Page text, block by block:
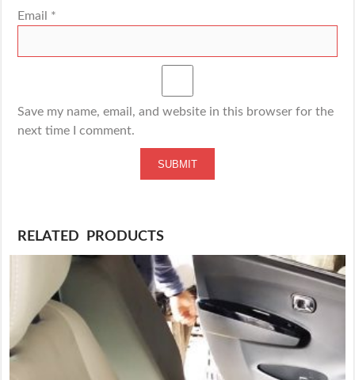
Email *
Save my name, email, and website in this browser for the
next time I comment.
RELATED PRODUCTS